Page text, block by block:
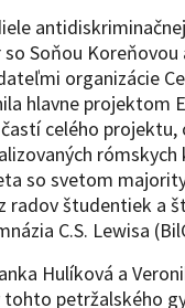
antidiskriminačnej
Soňou
organizácie
hlavne projektom
celého projektu,
so svetom
radov študentiek a
C.S. Lewisa
Hulíková a
petržalského